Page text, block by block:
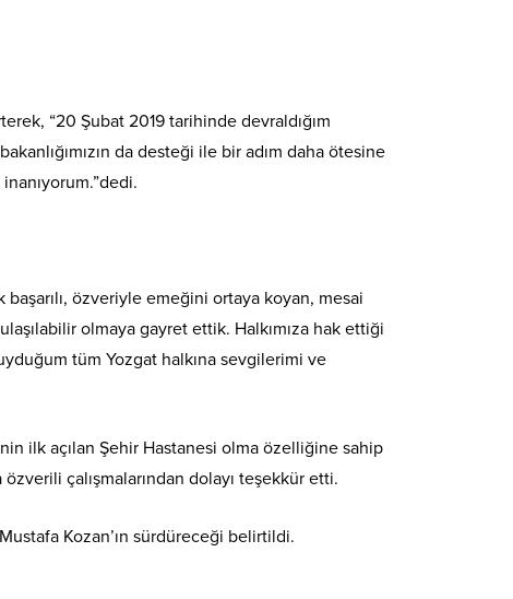
“20 Şubat 2019 tarihinde devraldığım
da desteği ile bir adım daha ötesine
özveriyle emeğini ortaya koyan, mesai
olmaya gayret ettik. Halkımıza hak ettiği
tüm Yozgat halkına sevgilerimi ve
ilk açılan Şehir Hastanesi olma özelliğine sahip
çalışmalarından dolayı teşekkür etti.
Kozan’ın sürdüreceği belirtildi.